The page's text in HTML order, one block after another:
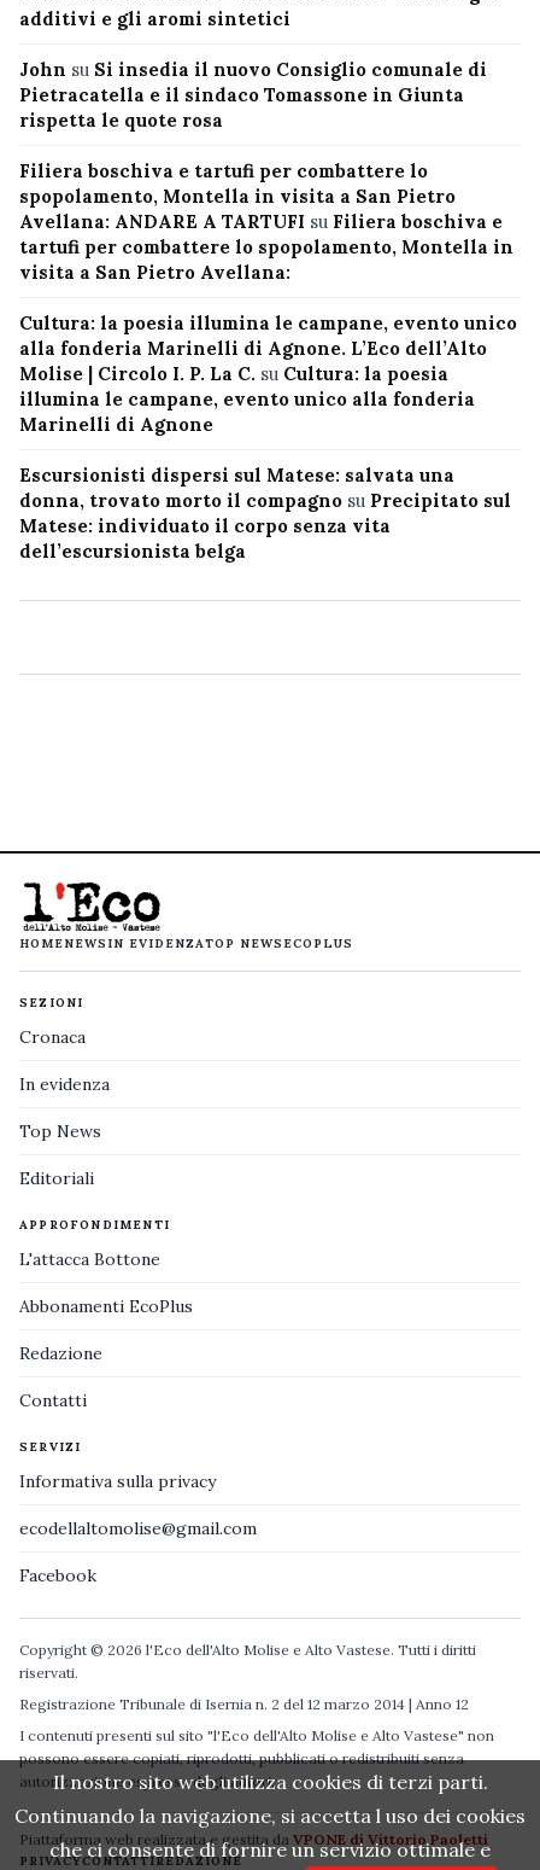
additivi e gli aromi sintetici
John su Si insedia il nuovo Consiglio comunale di
Pietracatella e il sindaco Tomassone in Giunta
rispetta le quote rosa
Filiera boschiva e tartufi per combattere lo
spopolamento, Montella in visita a San Pietro
Avellana: ANDARE A TARTUFI su Filiera boschiva e
tartufi per combattere lo spopolamento, Montella in
visita a San Pietro Avellana:
Cultura: la poesia illumina le campane, evento unico
alla fonderia Marinelli di Agnone. L’Eco dell’Alto
Molise | Circolo I. P. La C. su Cultura: la poesia
illumina le campane, evento unico alla fonderia
Marinelli di Agnone
Escursionisti dispersi sul Matese: salvata una
donna, trovato morto il compagno su Precipitato sul
Matese: individuato il corpo senza vita
dell’escursionista belga
HOMENEWS IN EVIDENZATOP NEWS ECOPLUS
SEZIONI
Cronaca
In evidenza
Top News
Editoriali
APPROFONDIMENTI
L'attacca Bottone
Abbonamenti EcoPlus
Redazione
Contatti
SERVIZI
Informativa sulla privacy
ecodellaltomolise@gmail.com
Facebook
Copyright © 2026 l'Eco dell'Alto Molise e Alto Vastese. Tutti i diritti
riservati.
Registrazione Tribunale di Isernia n. 2 del 12 marzo 2014 | Anno 12
I contenuti presenti sul sito "l'Eco dell'Alto Molise e Alto Vastese" non
possono essere copiati, riprodotti, pubblicati o redistribuiti senza
autorizzazione espressa degli autori.
Piattaforma web realizzata e gestita da VPONE di Vittorio Paoletti
PRIVACYCONTATTIREDAZIONE
Il nostro sito web utilizza cookies di terzi parti.
Continuando la navigazione, si accetta l uso dei cookies
che ci consente di fornire un servizio ottimale e